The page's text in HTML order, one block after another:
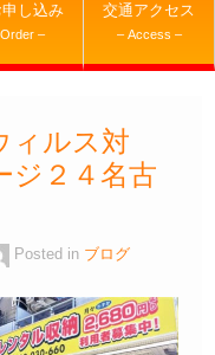
し込み
–
交通アクセス
– Access –
ィルス対
ジ２４名古
Posted in ブログ